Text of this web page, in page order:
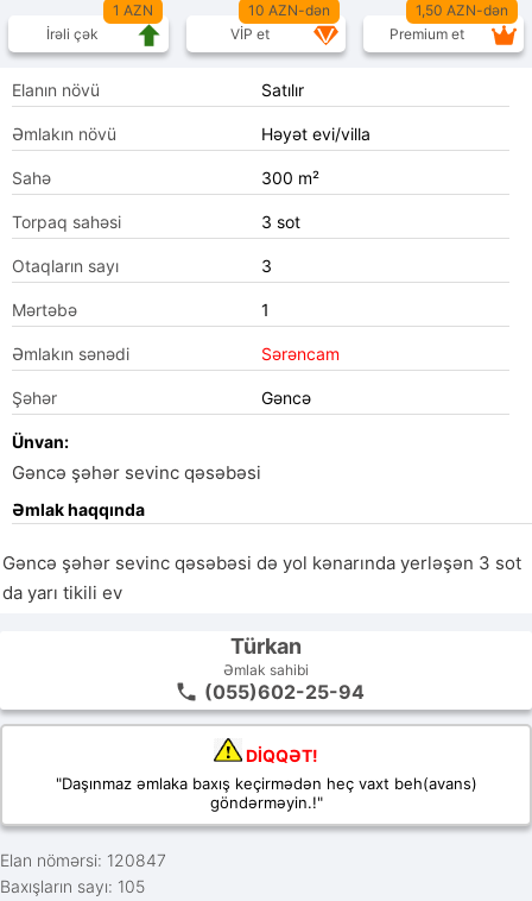
1 AZN
İrəli çək
10 AZN-dən
VİP et
1,50 AZN-dən
Premium et
Elanın növü Satılır
Əmlakın növü Həyət evi/villa
Sahə 300 m²
Torpaq sahəsi 3 sot
Otaqların sayı 3
Mərtəbə 1
Əmlakın sənədi Sərəncam
Şəhər Gəncə
Ünvan:
Gəncə şəhər sevinc qəsəbəsi
Əmlak haqqında
Gəncə şəhər sevinc qəsəbəsi də yol kənarında yerləşən 3 sot
da yarı tikili ev
Türkan
Əmlak sahibi
(055)602-25-94
DİQQƏT!
"Daşınmaz əmlaka baxış keçirmədən heç vaxt beh(avans)
göndərməyin.!"
Elan nömərsi: 120847
Baxışların sayı: 105